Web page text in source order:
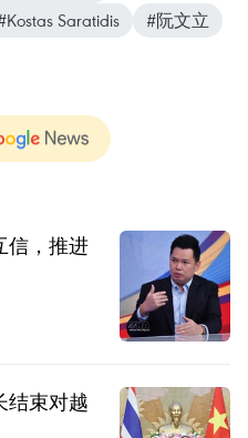
Saratidis #阮文立
信，推进
结束对越